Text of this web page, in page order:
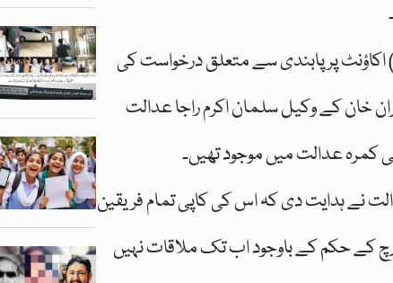
پر پابندی سے متعلق درخواست کی
کے وکیل سلمان اکرم راجا عدالت
کمرہ عدالت میں موجود تھیں۔
نے ہدایت دی کہ اس کی کاپی تمام فریقین
کی جائے۔ وکیل نے مؤقف اختیار کیا کہ عدالت کے 24 مارچ کے حکم کے باوجود اب تک ملاقات نہیں